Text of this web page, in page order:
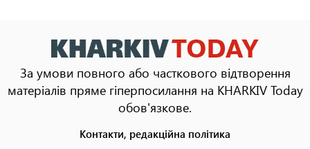
За умови повного або часткового відтворення
матеріалів пряме гіперпосилання на KHARKIV Today
обов'язкове.
Контакти, редакційна політика